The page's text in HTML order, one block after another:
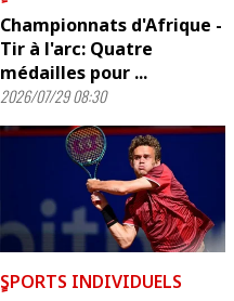
Championnats d'Afrique -
Tir à l'arc: Quatre
médailles pour ...
2026/07/29 08:30
ٍSPORTS INDIVIDUELS